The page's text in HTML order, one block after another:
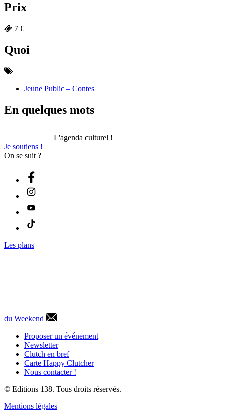
Prix
7 €
Quoi
Jeune Public – Contes
En quelques mots
L'agenda culturel !
Je soutiens !
On se suit ?
Les plans
du Weekend
Proposer un événement
Newsletter
Clutch en bref
Carte Happy Clutcher
Nous contacter !
© Editions 138. Tous droits réservés.
Mentions légales